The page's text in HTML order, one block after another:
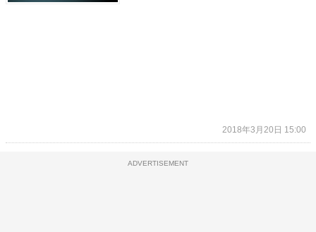
2018年3月20日 15:00
ADVERTISEMENT